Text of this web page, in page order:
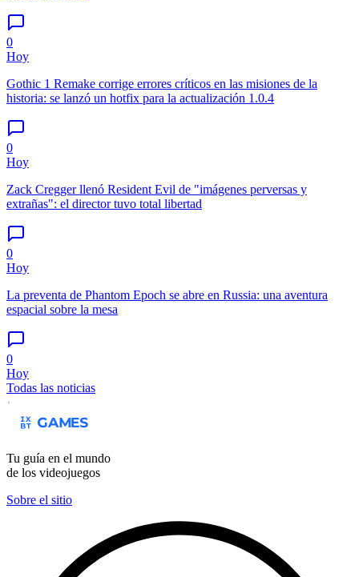
0
Hoy
Gothic 1 Remake corrige errores críticos en las misiones de la
historia: se lanzó un hotfix para la actualización 1.0.4
0
Hoy
Zack Cregger llenó Resident Evil de "imágenes perversas y
extrañas": el director tuvo total libertad
0
Hoy
La preventa de Phantom Epoch se abre en Russia: una aventura
espacial sobre la mesa
0
Hoy
Todas las noticias
Tu guía en el mundo
de los videojuegos
Sobre el sitio